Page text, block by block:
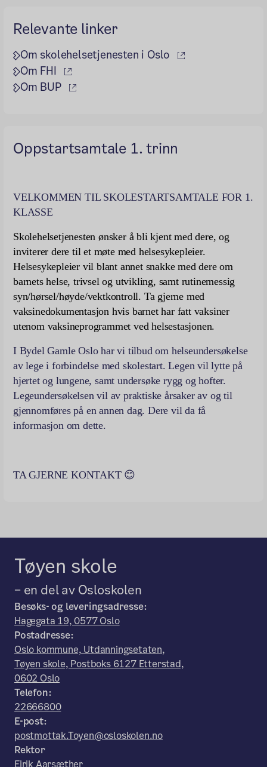
Relevante linker
Om skolehelsetjenesten i Oslo
(ekstern lenke)
Om FHI
(ekstern lenke)
Om BUP
(ekstern lenke)
Oppstartsamtale 1. trinn
VELKOMMEN TIL SKOLESTARTSAMTALE FOR 1.
KLASSE
Skolehelsetjenesten ønsker å bli kjent med dere, og
inviterer dere til et møte med helsesykepleier.
Helsesykepleier vil blant annet snakke med dere om
barnets helse, trivsel og utvikling, samt rutinemessig
syn/hørsel/høyde/vektkontroll. Ta gjerne med
vaksinedokumentasjon hvis barnet har fatt vaksiner
utenom vaksineprogrammet ved helsestasjonen.
I Bydel Gamle Oslo har vi tilbud om helseundersøkelse
av lege i forbindelse med skolestart. Legen vil lytte på
hjertet og lungene, samt undersøke rygg og hofter.
Legeundersøkelsen vil av praktiske årsaker av og til
gjennomføres på en annen dag. Dere vil da få
informasjon om dette.
TA GJERNE KONTAKT 😊
Tøyen skole
– en del av Osloskolen
Besøks- og leveringsadresse:
Hagegata 19, 0577 Oslo
Postadresse:
Oslo kommune, Utdanningsetaten,
Tøyen skole, Postboks 6127 Etterstad,
0602 Oslo
Telefon:
22666800
E-post:
postmottak.Toyen@osloskolen.no
Rektor